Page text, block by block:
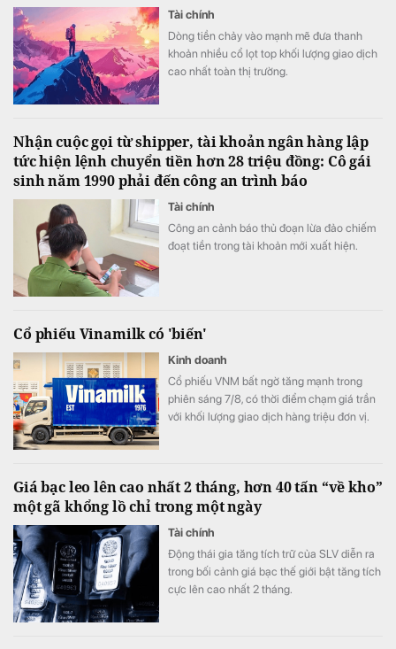
Tài chính
Dòng tiền chảy vào mạnh mẽ đưa thanh
khoản nhiều cổ lọt top khối lượng giao dịch
cao nhất toàn thị trường.
Nhận cuộc gọi từ shipper, tài khoản ngân hàng lập
tức hiện lệnh chuyển tiền hơn 28 triệu đồng: Cô gái
sinh năm 1990 phải đến công an trình báo
Tài chính
Công an cảnh báo thủ đoạn lừa đảo chiếm
đoạt tiền trong tài khoản mới xuất hiện.
Cổ phiếu Vinamilk có 'biến'
Kinh doanh
Cổ phiếu VNM bất ngờ tăng mạnh trong
phiên sáng 7/8, có thời điểm chạm giá trần
với khối lượng giao dịch hàng triệu đơn vị.
Giá bạc leo lên cao nhất 2 tháng, hơn 40 tấn “về kho”
một gã khổng lồ chỉ trong một ngày
Tài chính
Động thái gia tăng tích trữ của SLV diễn ra
trong bối cảnh giá bạc thế giới bật tăng tích
cực lên cao nhất 2 tháng.